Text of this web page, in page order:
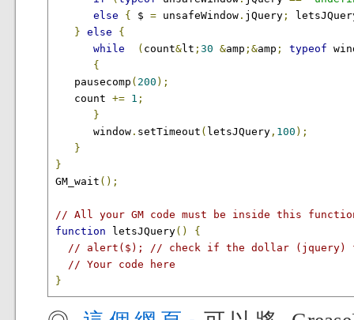
else
{ $ = unsafeWindow. jQuery;
} else
{
while
( count&lt ; 30 &amp ;&amp ; typeof
{
pausecomp ( 200 );
	 count
+= 1 ;
}
      window
. setTimeout ( letsJQuery, 100 );
}
}
GM_wait ();
// All your GM code must be inside this
function letsJQuery()
{
// alert($); // check if the dollar (jquery)
// Your code here
}